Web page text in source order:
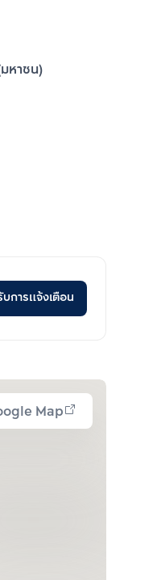
หาชน)
บการแจ้งเตือน
Map